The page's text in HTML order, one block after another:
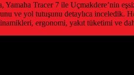
Tracer 7 ile Uçmakdere’nin
ve yol tutuşunu detaylıca
ergonomi, yakıt tüketimi ve